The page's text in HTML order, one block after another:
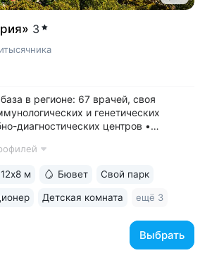
3
в регионе: 67 врачей, своя
и генетических
диагностических центров •
до Грязелечебницы им.
Выбрать
м Бювет Свой парк
Детская комната ещё 3